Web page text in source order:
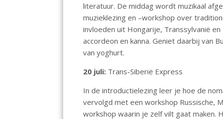
literatuur. De middag wordt muzikaal
muzieklezing en –workshop over
invloeden uit Hongarije, Transsylvanië
accordeon en kanna. Geniet daarbij van
van yoghurt.
20 juli: Trans-Siberië Express
In de introductielezing leer je hoe de
vervolgd met een workshop Russische,
workshop waarin je zelf vilt gaat maken.